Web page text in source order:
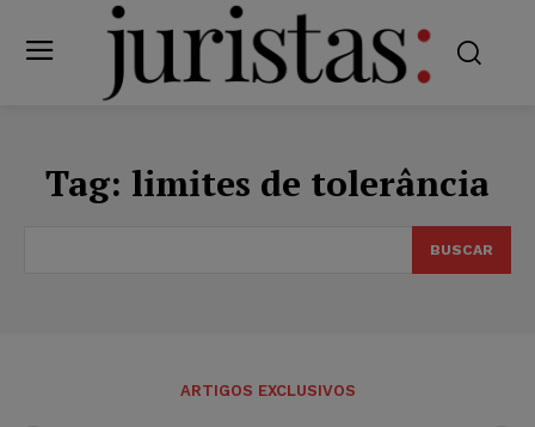
Tag: limites de tolerância
BUSCAR
ARTIGOS EXCLUSIVOS